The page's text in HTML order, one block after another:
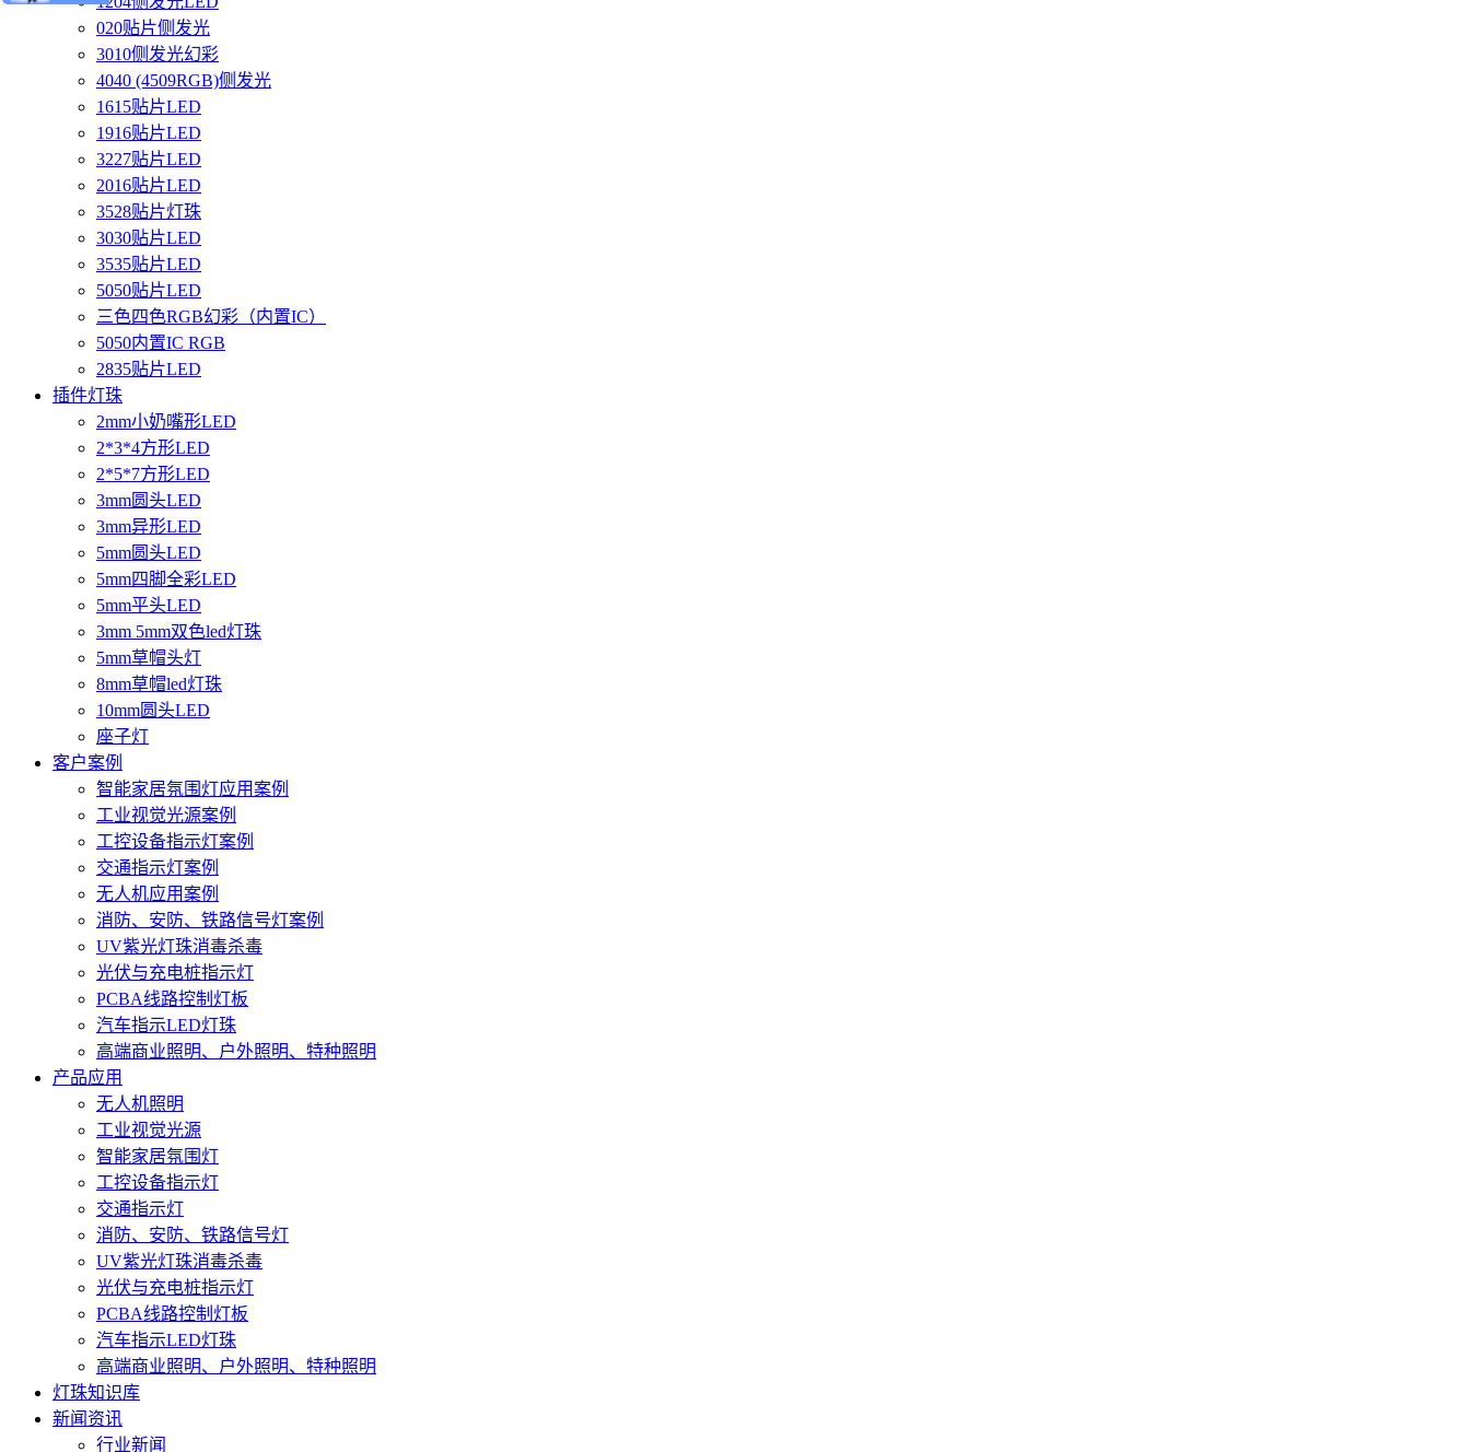
020贴片侧发光
3010侧发光幻彩
4040 (4509RGB)侧发光
1615贴片LED
1916贴片LED
3227贴片LED
2016贴片LED
3528贴片灯珠
3030贴片LED
3535贴片LED
5050贴片LED
三色四色RGB幻彩（内置IC）
5050内置IC RGB
2835贴片LED
插件灯珠
2mm小奶嘴形LED
2*3*4方形LED
2*5*7方形LED
3mm圆头LED
3mm异形LED
5mm圆头LED
5mm四脚全彩LED
5mm平头LED
3mm 5mm双色led灯珠
5mm草帽头灯
8mm草帽led灯珠
10mm圆头LED
座子灯
客户案例
智能家居氛围灯应用案例
工业视觉光源案例
工控设备指示灯案例
交通指示灯案例
无人机应用案例
消防、安防、铁路信号灯案例
UV紫光灯珠消毒杀毒
光伏与充电桩指示灯
PCBA线路控制灯板
汽车指示LED灯珠
高端商业照明、户外照明、特种照明
产品应用
无人机照明
工业视觉光源
智能家居氛围灯
工控设备指示灯
交通指示灯
消防、安防、铁路信号灯
UV紫光灯珠消毒杀毒
光伏与充电桩指示灯
PCBA线路控制灯板
汽车指示LED灯珠
高端商业照明、户外照明、特种照明
灯珠知识库
新闻资讯
行业新闻